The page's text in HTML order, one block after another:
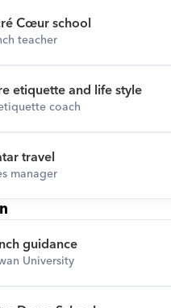
Cœur school
teacher
etiquette and life style
coach
travel
manager
guidance
University